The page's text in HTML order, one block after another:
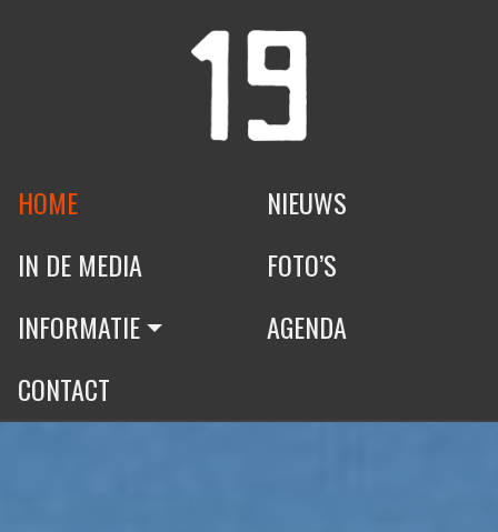
HOME
NIEUWS
IN DE MEDIA
FOTO’S
INFORMATIE
AGENDA
CONTACT